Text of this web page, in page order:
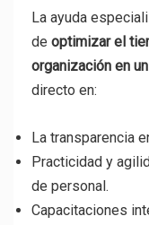
La ayuda
de optimizar el
organización en
directo en:
La transparencia
Practicidad y
de personal.
Capacitaciones